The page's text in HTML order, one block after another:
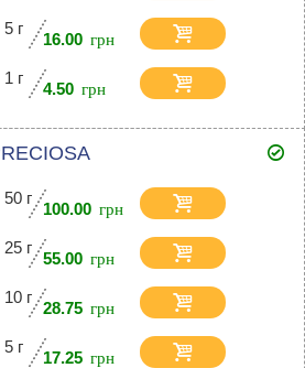
5 г
16.00
1 г
4.50
50 г
100.00
25 г
55.00
10 г
28.75
5 г
17.25